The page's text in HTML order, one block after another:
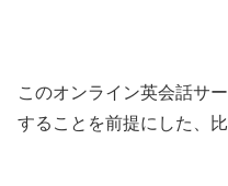
このオンライン英会話サ
することを前提にした、